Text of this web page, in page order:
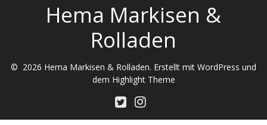
Hema Markisen &
Rolladen
© 2026 Hema Markisen & Rolladen. Erstellt mit WordPress und
dem Highlight Theme